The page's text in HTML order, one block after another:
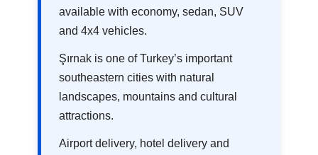
available with economy, sedan, SUV
and 4x4 vehicles.
Şırnak is one of Turkey’s important
southeastern cities with natural
landscapes, mountains and cultural
attractions.
Airport delivery, hotel delivery and